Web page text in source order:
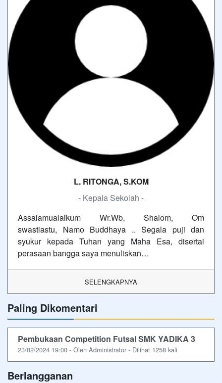
L. RITONGA, S.KOM
- Kepala Sekolah -
Assalamualaikum Wr.Wb, Shalom, Om
swastiastu, Namo Buddhaya .. Segala puji dan
syukur kepada Tuhan yang Maha Esa, disertai
perasaan bangga saya menuliskan…
SELENGKAPNYA
Paling Dikomentari
Pembukaan Competition Futsal SMK YADIKA 3
23/02/2024 19:00 - Oleh Administrator - Dilihat 1258 kali
Berlangganan